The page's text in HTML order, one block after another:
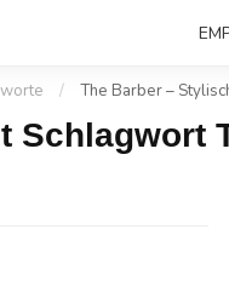
/ The Barber –
Schlagwort